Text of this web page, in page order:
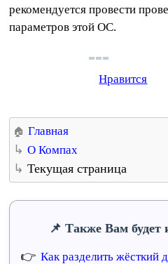
рекомендуется провести
параметров этой ОС.
Нравится
Главная
О Компах
Текущая страница
Также Вам будет
Как разделить жёсткий